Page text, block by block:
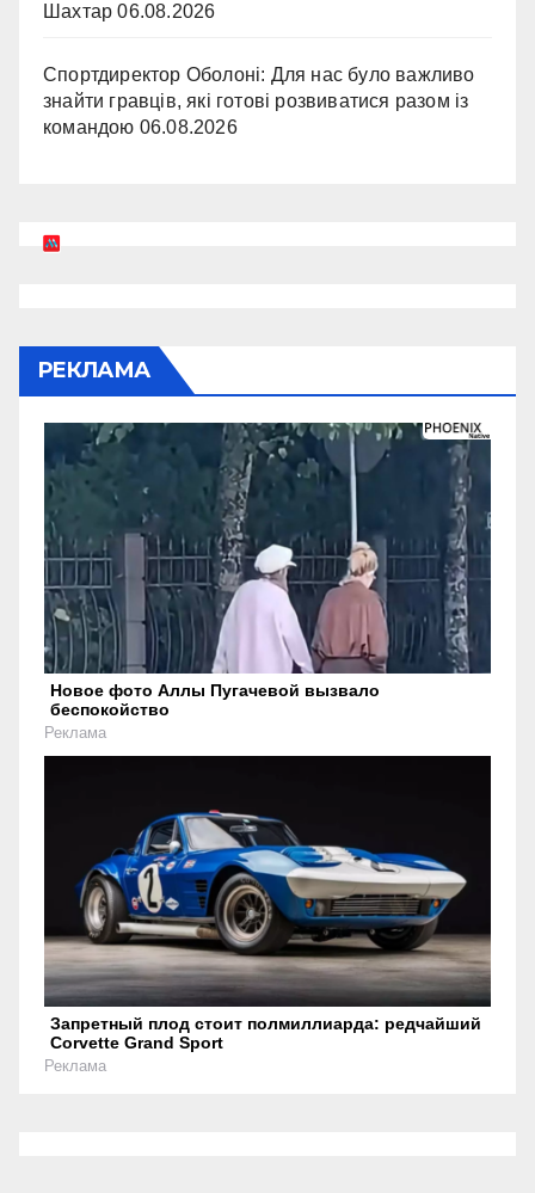
Шахтар 06.08.2026
Спортдиректор Оболоні: Для нас було важливо
знайти гравців, які готові розвиватися разом із
командою 06.08.2026
РЕКЛАМА
Новое фото Аллы Пугачевой вызвало
беспокойство
Реклама
Запретный плод стоит полмиллиарда: редчайший
Corvette Grand Sport
Реклама